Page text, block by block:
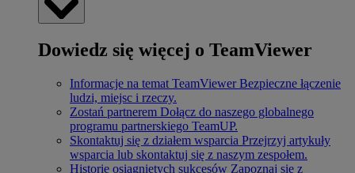
Dowiedz się więcej o TeamViewer
Informacje na temat TeamViewer Bezpieczne łączenie
ludzi, miejsc i rzeczy.
Zostań partnerem Dołącz do naszego globalnego
programu partnerskiego TeamUP.
Skontaktuj się z działem wsparcia Przejrzyj artykuły
wsparcia lub skontaktuj się z naszym zespołem.
Historie osiągniętych sukcesów Zapoznaj się z